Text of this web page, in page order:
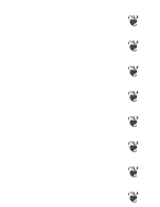
❦
❦
❦
❦
❦
❦
❦
❦